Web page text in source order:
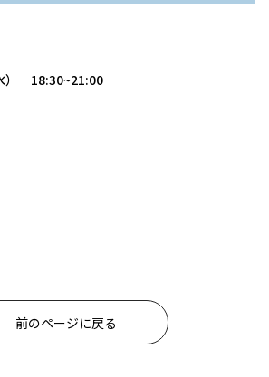
） 18:30~21:00
前のページに戻る